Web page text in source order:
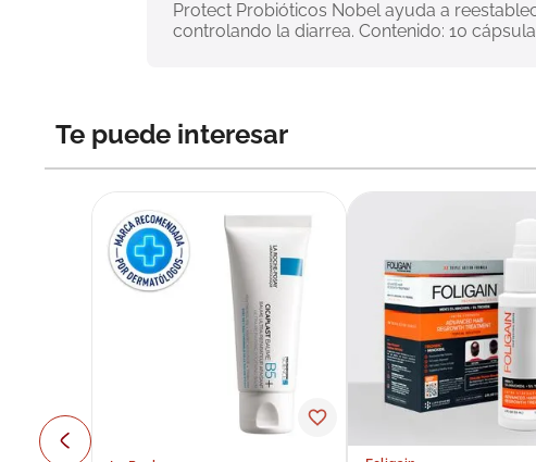
Protect Probióticos Nobel ayuda a
controlando la diarrea. Contenido: 10
Te puede interesar